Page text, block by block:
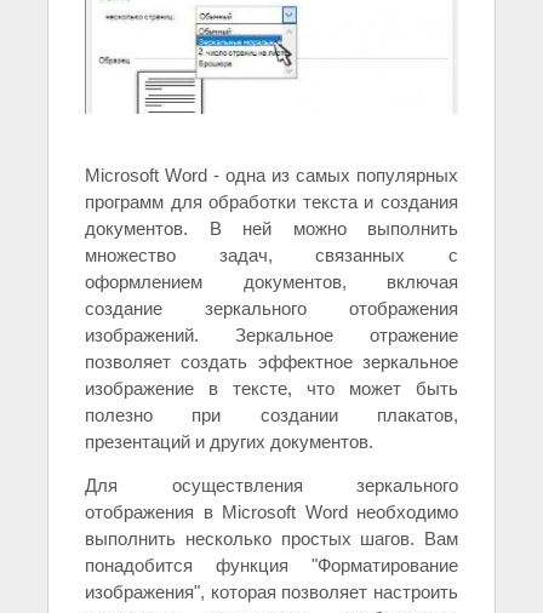
Microsoft Word - одна из самых популярных
программ для обработки текста и создания
документов. В ней можно выполнить
множество задач, связанных с
оформлением документов, включая
создание зеркального отображения
изображений. Зеркальное отражение
позволяет создать эффектное зеркальное
изображение в тексте, что может быть
полезно при создании плакатов,
презентаций и других документов.
Для осуществления зеркального
отображения в Microsoft Word необходимо
выполнить несколько простых шагов. Вам
понадобится функция "Форматирование
изображения", которая позволяет настроить